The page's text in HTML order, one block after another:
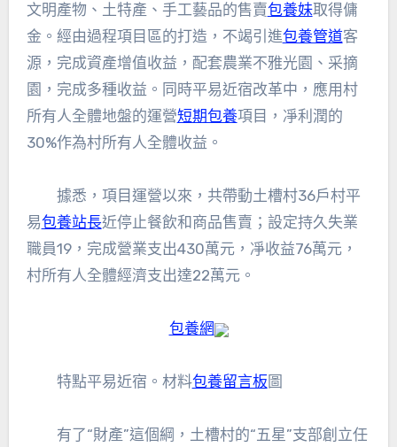
文明產物、土特產、手工藝品的售賣包養妹取得傭
金。經由過程項目區的打造，不竭引進包養管道客
源，完成資產增值收益，配套農業不雅光園、采摘
園，完成多種收益。同時平易近宿改革中，應用村
所有人全體地盤的運營短期包養項目，凈利潤的
30%作為村所有人全體收益。
據悉，項目運營以來，共帶動土槽村36戶村平
易包養站長近停止餐飲和商品售賣；設定持久失業
職員19，完成營業支出430萬元，凈收益76萬元，
村所有人全體經濟支出達22萬元。
包養網
特點平易近宿。材料包養留言板 圖
有了“財產”這個綱，土槽村的“五星”支部創立任